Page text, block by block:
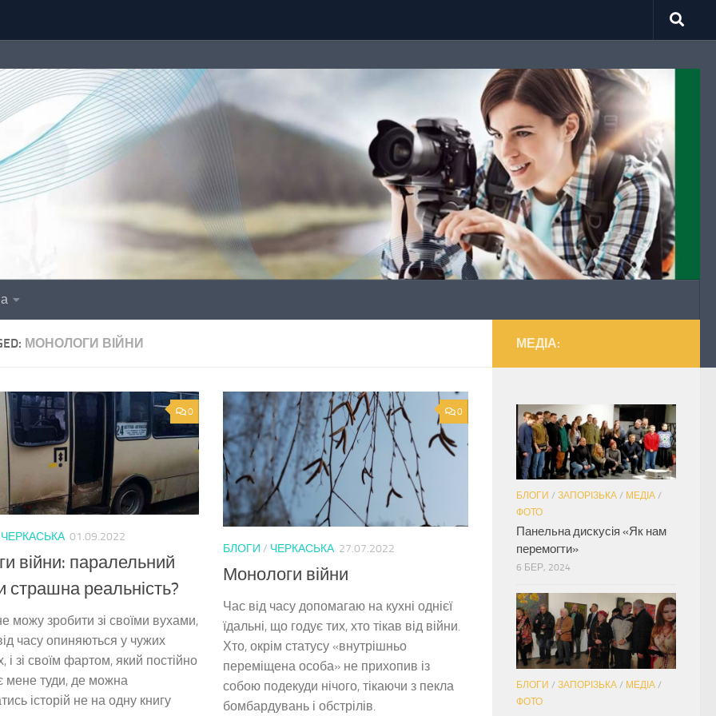
МОНОЛОГИ ВІЙНИ
0
ЧЕРКАСЬКА 01.09.2022
війни: паралельний
страшна реальність?
можу зробити зі своїми вухами,
часу опиняються у чужих
і зі своїм фартом, який постійно
мене туди, де можна
історій не на одну книгу
0
БЛОГИ / ЧЕРКАСЬКА 27.07.2022
Монологи війни
Час від часу допомагаю на кухні однієї
їдальні, що годує тих, хто тікав від війни.
Хто, окрім статусу «внутрішньо
переміщена особа» не прихопив із
собою подекуди нічого, тікаючи з пекла
бомбардувань і обстрілів.
МЕДІА:
БЛОГИ / ЗАПОРІЗЬКА / МЕДІА /
ФОТО
Панельна дискусія «Як нам
перемогти»
6 БЕР, 2024
БЛОГИ / ЗАПОРІЗЬКА / МЕДІА /
ФОТО